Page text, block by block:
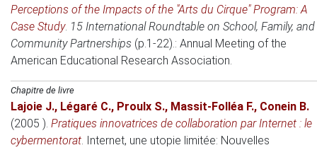
Perceptions of the Impacts of the "Arts du Cirque" Program: A
Case Study. 15 International Roundtable on School, Family, and
Community Partnerships (p.1-22).: Annual Meeting of the
American Educational Research Association.
Chapitre de livre
Lajoie J., Légaré C., Proulx S., Massit-Folléa F., Conein B.
(2005 ). Pratiques innovatrices de collaboration par Internet : le
cybermentorat. Internet, une utopie limitée: Nouvelles